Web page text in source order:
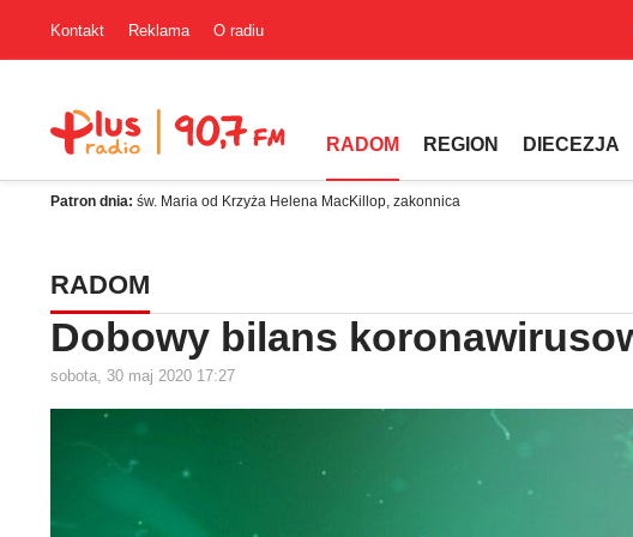
Kontakt Reklama O radiu
RADOM REGION DIECEZJA
Patron dnia: św. Maria od Krzyża Helena MacKillop, zakonnica
RADOM
Dobowy bilans
sobota, 30 maj 2020 17:27